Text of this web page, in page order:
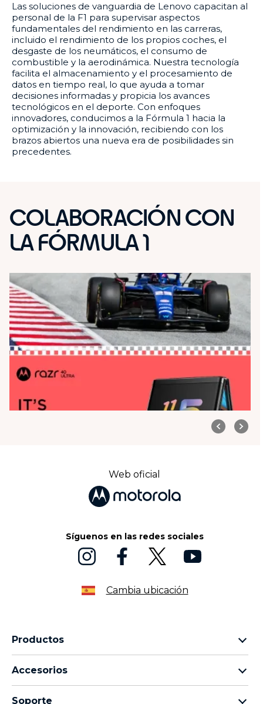
Las soluciones de vanguardia de Lenovo capacitan al
personal de la F1 para supervisar aspectos
fundamentales del rendimiento en las carreras,
incluido el rendimiento de los propios coches, el
desgaste de los neumáticos, el consumo de
combustible y la aerodinámica. Nuestra tecnología
facilita el almacenamiento y el procesamiento de
datos en tiempo real, lo que ayuda a tomar
decisiones informadas y propicia los avances
tecnológicos en el deporte. Con enfoques
innovadores, conducimos a la Fórmula 1 hacia la
optimización y la innovación, recibiendo con los
brazos abiertos una nueva era de posibilidades sin
precedentes.
COLABORACIÓN CON
LA FÓRMULA 1
Web oficial
Síguenos en las redes sociales
Cambia ubicación
Productos
Familia moto g
Accesorios
Soporte